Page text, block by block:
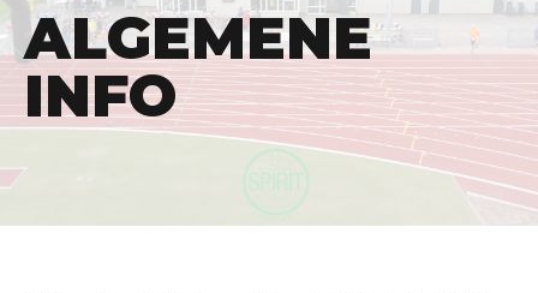
ALGEMENE
INFO